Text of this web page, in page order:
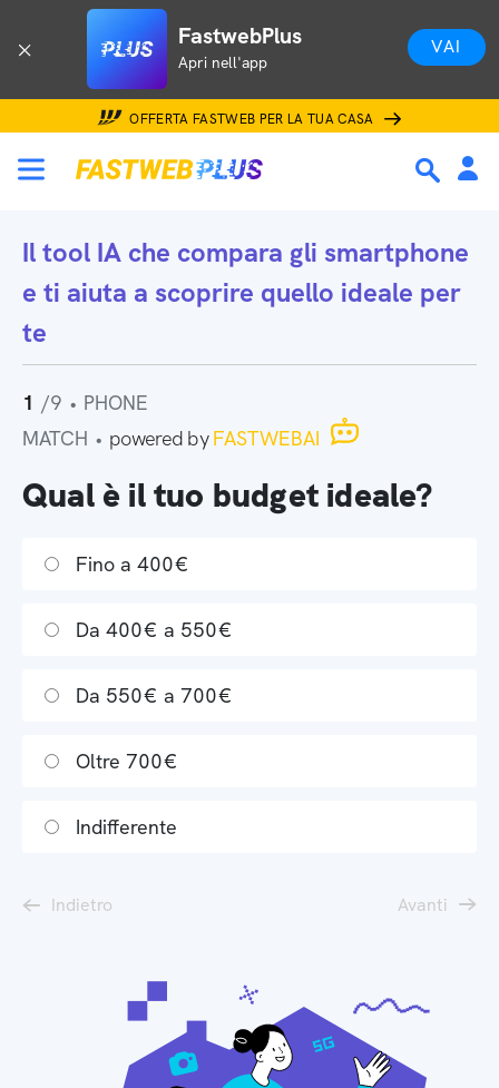
FastwebPlus
Apri nell'app
VAI
OFFERTA FASTWEB PER LA TUA CASA
Il tool IA che compara gli smartphone
e ti aiuta a scoprire quello ideale per
te
1 /9 • PHONE
MATCH • powered byFASTWEBAI
Qual è il tuo budget ideale?
Fino a 400€
Da 400€ a 550€
Da 550€ a 700€
Oltre 700€
Indifferente
Indietro Avanti